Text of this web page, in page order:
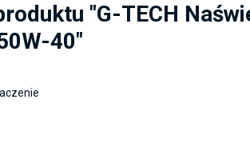
"G-TECH
40"